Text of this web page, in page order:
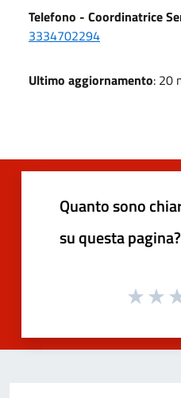
Telefono - Coordinatrice
3334702294
Ultimo aggiornamento: 20
Quanto sono
su questa pagina?